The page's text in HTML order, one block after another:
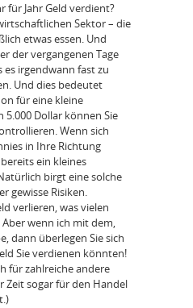
für Jahr Geld verdient?
Sektor – die
etwas essen. Und
der vergangenen Tage
irgendwann fast zu
Und dies bedeutet
für eine kleine
Dollar können Sie
Wenn sich
in Ihre Richtung
ein kleines
birgt eine solche
gewisse Risiken.
verlieren, was vielen
wenn ich mit dem,
dann überlegen Sie sich
Sie verdienen könnten!
für zahlreiche andere
Zeit sogar für den Handel